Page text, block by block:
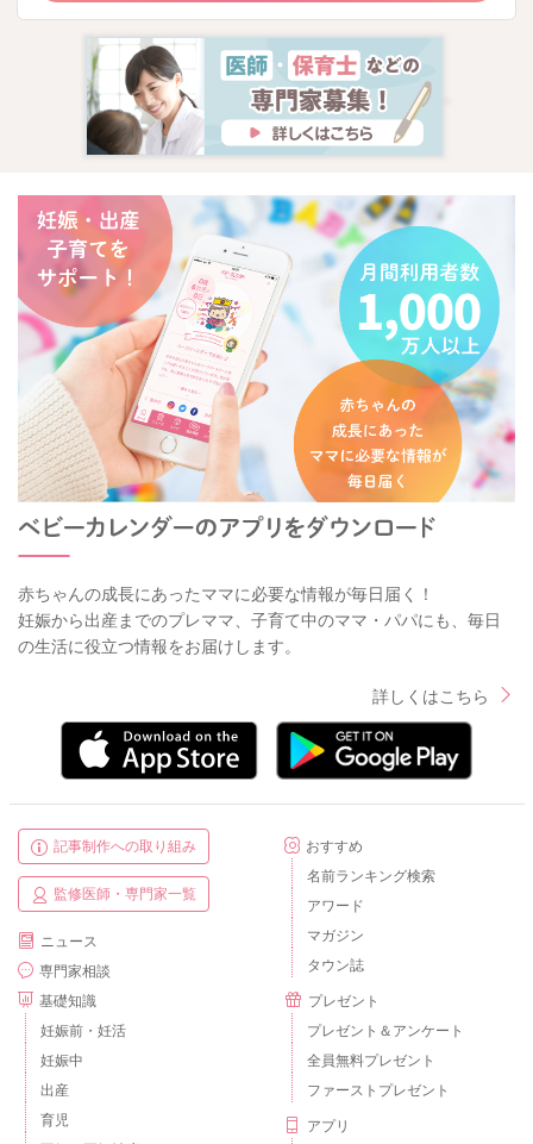
赤ちゃんの成長にあったママに必要な情報が毎日届く！
妊娠から出産までのプレママ、子育て中のママ・パパにも、毎日
の生活に役立つ情報をお届けします。
詳しくはこちら
記事制作への取り組み
監修医師・専門家一覧
ニュース
専門家相談
基礎知識
妊娠前・妊活
妊娠中
出産
育児
おすすめ
名前ランキング検索
アワード
マガジン
タウン誌
プレゼント
プレゼント＆アンケート
全員無料プレゼント
ファーストプレゼント
アプリ